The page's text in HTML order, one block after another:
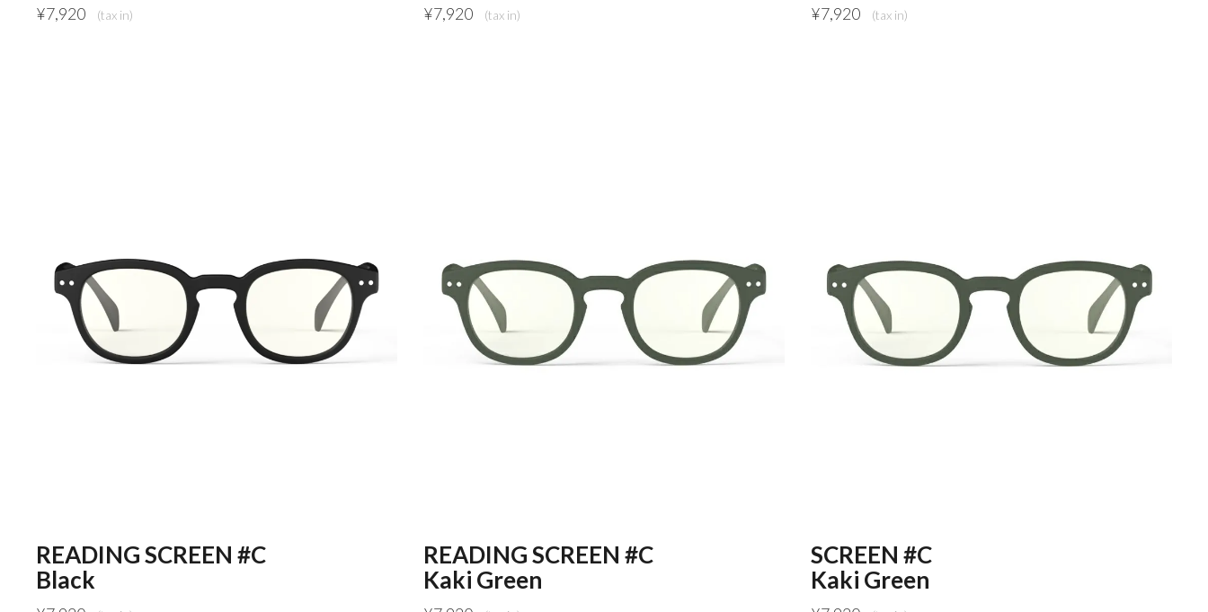
¥7,920 ¥7,920 ¥7,920
READING SCREEN #C
Black
READING SCREEN #C
Kaki Green
SCREEN #C
Kaki Green